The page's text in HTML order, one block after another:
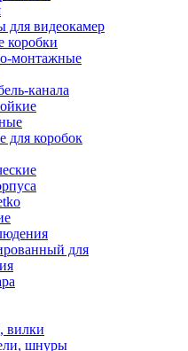
для видеокамер
коробки
монтажные
канала
для коробок
для
вилки
шнуры